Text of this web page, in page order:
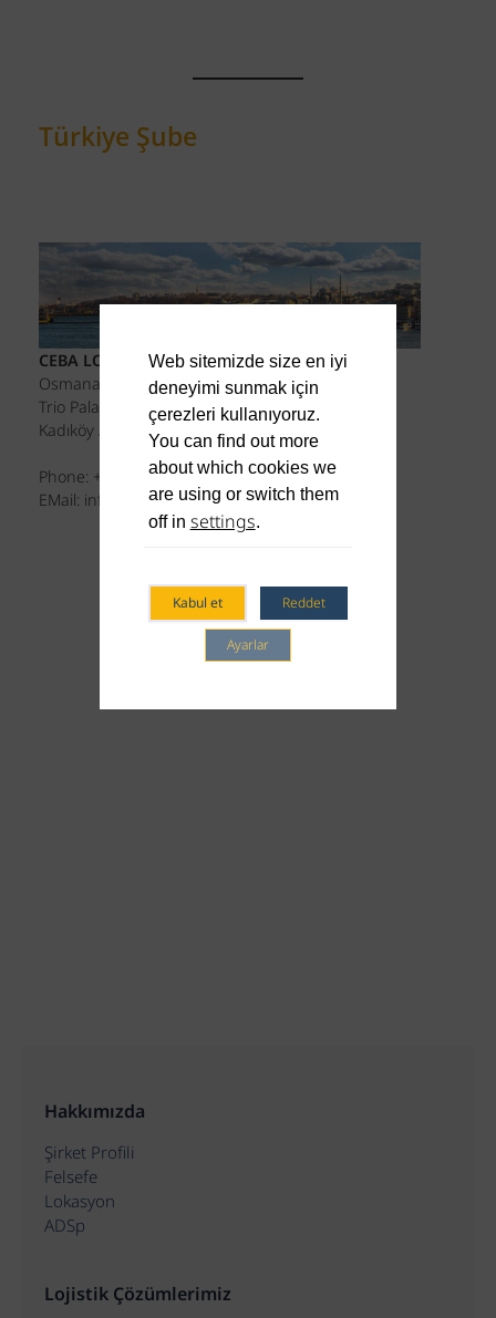
Türkiye Şube
CEBA LOJİSTİK LTD.ŞTİ.
Osmanağa Mah. Kıvanç Sokak No:6
Trio Palas K/2 D/4
Kadıköy / İstanbul
Phone: +90 212 873 11 16
EMail: info.tr@ceba-logistics.com
Hakkımızda
Şirket Profili
Felsefe
Lokasyon
ADSp
Lojistik Çözümlerimiz
Web sitemizde size en iyi
deneyimi sunmak için
çerezleri kullanıyoruz.
You can find out more
about which cookies we
are using or switch them
off in settings.
Kabul et Reddet
Ayarlar